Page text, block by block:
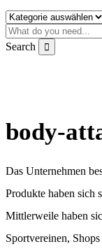
Search
body-
Das Unternehmen
Produkte haben sich
Mittlerweile haben
Sportvereinen,